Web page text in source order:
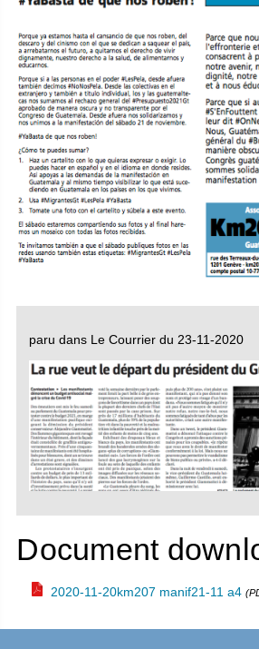
paru dans Le Courrier du 23-11-2020
Document
2020-11-20km207 manif21-11 a4